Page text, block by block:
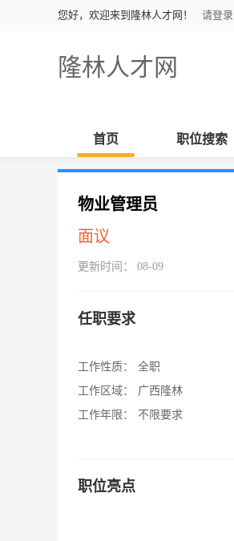
您好，欢迎来到隆林人才网！ 请登录
隆林人才网
首页 职位搜索
物业管理员
面议
更新时间： 08-09
任职要求
工作性质：
全职
工作区域：
广西隆林
工作年限：
不限要求
职位亮点